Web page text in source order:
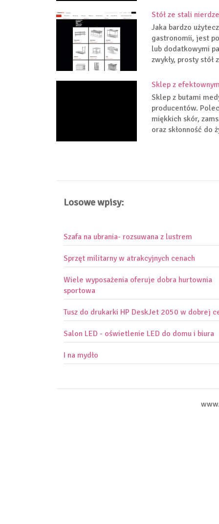
Stół ze stali
Jaka bardzo
gastronomii, jest
lub dodatkowymi
zwykły, prosty
Sklep z
Sklep z butami
producentów.
miękkich skór,
oraz skłonność do
Losowe wpisy:
Szafa na ubrania- rozsuwana z lustrem
Sprzęt militarny w atrakcyjnych cenach
Wiele wyposażenia oferuje dobra hurtownia
sportowa
Tusz do drukarki HP DeskJet 2050 w dobrej
Salon LED - oświetlenie LED do domu i biura
I na mydło